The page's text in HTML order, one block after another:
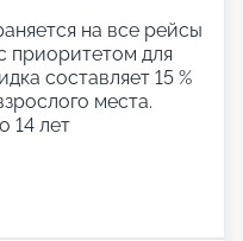
на все рейсы
приоритетом для
составляет 15 %
места.
14 лет